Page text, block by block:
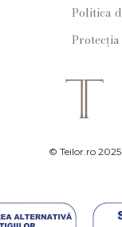
Politica
© Teilor.ro 2025